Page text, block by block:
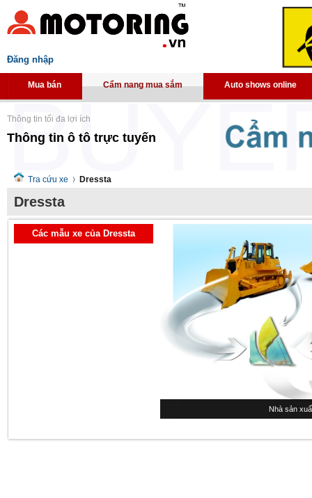
Đăng nhập
Mua bán Cẩm nang mua sắm Auto shows online
Thông tin tối đa lợi ích
Thông tin ô tô trực tuyến
Tra cứu xe Dressta
Dressta
Các mẫu xe của Dressta
Nhà sản